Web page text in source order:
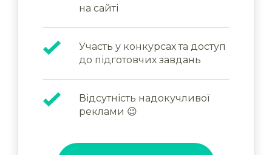
на сайті
Участь у конкурсах та доступ
до підготовчих завдань
Відсутність надокучливої
реклами 😉